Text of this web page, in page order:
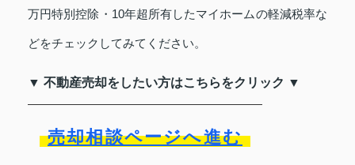
万円特別控除・10年超所有したマイホームの軽減税率な
どをチェックしてみてください。
▼ 不動産売却をしたい方はこちらをクリック ▼
売却相談ページへ進む